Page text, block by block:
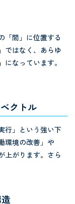
「間」に位置する
ではなく、あらゆ
になっています。
クトル
行」という強い下
環境の改善」や
上がります。さら